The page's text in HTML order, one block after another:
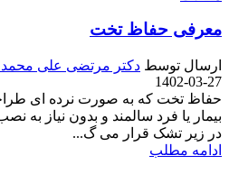
معرفی حفاظ تخت
ارسال توسط دکتر مرتضی علی
1402-03-27
حفاظ تخت که به صورت نرده ای
بیمار یا فرد سالمند و بدون نیاز به
در زیر تشک قرار می گ...
ادامه مطلب